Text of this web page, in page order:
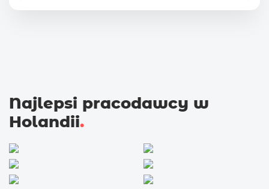
Najlepsi pracodawcy w
Holandii.